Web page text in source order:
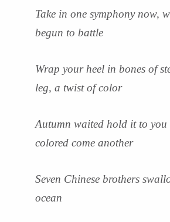
Take in one symphony now,
begun to battle
Wrap your heel in bones of
leg, a twist of color
Autumn waited hold it to you
colored come another
Seven Chinese brothers
ocean